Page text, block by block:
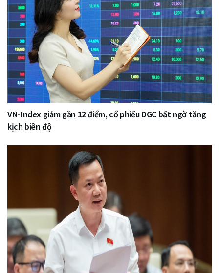
VN-Index giảm gần 12 điểm, cổ phiếu DGC bất ngờ tăng
kịch biên độ